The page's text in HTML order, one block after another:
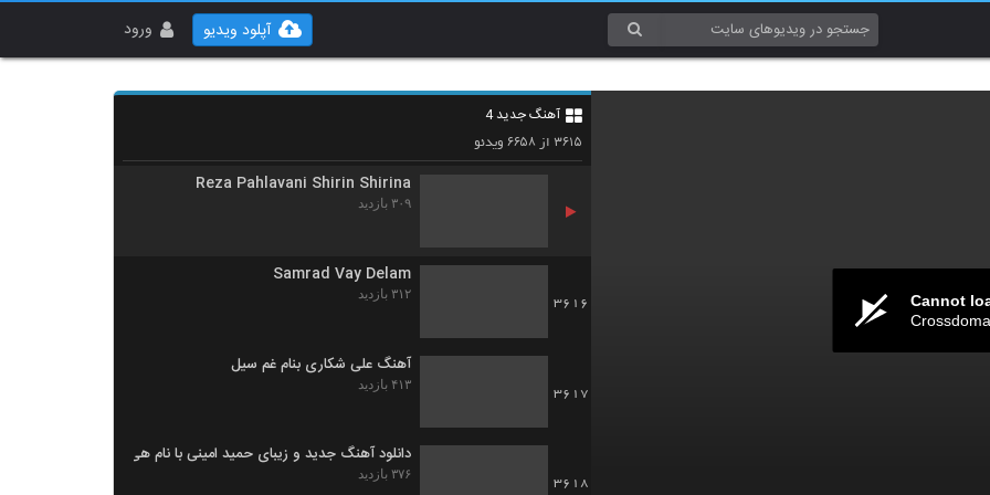
ورود آپلود ویدیو
Cannot
آهنگ جدید 4
۳۶۱۵از ۶۶۵۸ویدئو
3614
موزیک زیبای پدر از محمدرضا همامی نیا
Reza Pahlavani Shirin Shirina
۳۰۹ بازدید
3616
Samrad Vay Delam
۳۱۲ بازدید
3617
آهنگ علی شکاری بنام غم سیل
۴۱۳ بازدید
3618
دانلود آهنگ جدید و زیبای حمید امینی با نام هی
۳۷۶ بازدید